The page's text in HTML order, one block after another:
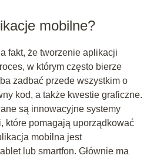
mobilne?
fakt, że tworzenie aplikacji
w którym często bierze
zadbać przede wszystkim o
kod, a także kwestie graficzne.
są innowacyjne systemy
które pomagają uporządkować
mobilna jest
lub smartfon. Głównie ma